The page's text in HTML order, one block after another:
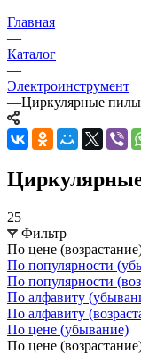
Главная
—
Каталог
—
Электроинструмент
—Циркулярные
25
Фильтр
По цене
По популярности
По популярности
По алфавиту
По алфавиту
По цене (убывание)
По цене